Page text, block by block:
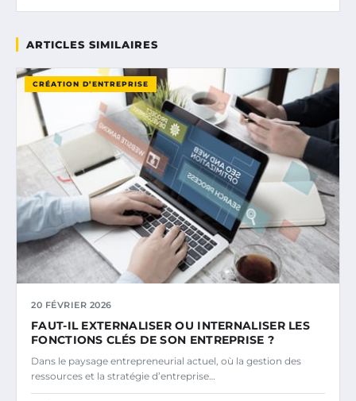
ARTICLES SIMILAIRES
CRÉATION D’ENTREPRISE
20 FÉVRIER 2026
FAUT-IL EXTERNALISER OU INTERNALISER LES
FONCTIONS CLÉS DE SON ENTREPRISE ?
Dans le paysage entrepreneurial actuel, où la gestion des
ressources et la stratégie d’entreprise…